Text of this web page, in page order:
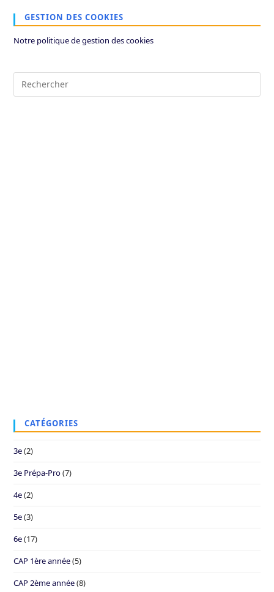
GESTION DES COOKIES
Notre politique de gestion des cookies
CATÉGORIES
3e(2)
3e Prépa-Pro(7)
4e(2)
5e(3)
6e(17)
CAP 1ère année(5)
CAP 2ème année(8)